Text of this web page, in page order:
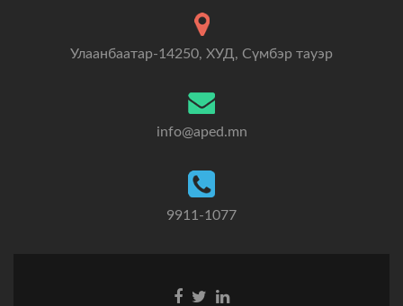
Улаанбаатар-14250, ХУД, Сүмбэр тауэр
info@aped.mn
9911-1077